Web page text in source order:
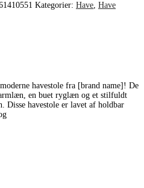
Kategorier: Have, Have
havestole fra [brand name]! De
en buet ryglæn og et stilfuldt
havestole er lavet af holdbar